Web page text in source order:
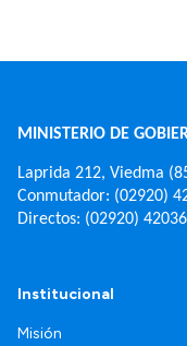
MINISTERIO DE
Laprida 212, Viedma
Conmutador: (02920)
Directos: (02920)
Institucional
Misión